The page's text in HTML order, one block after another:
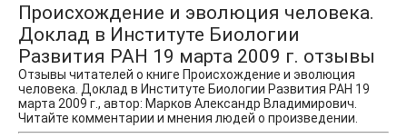
Происхождение и эволюция человека.
Доклад в Институте Биологии
Развития РАН 19 марта 2009 г. отзывы
Отзывы читателей о книге Происхождение и эволюция
человека. Доклад в Институте Биологии Развития РАН 19
марта 2009 г., автор: Марков Александр Владимирович.
Читайте комментарии и мнения людей о произведении.